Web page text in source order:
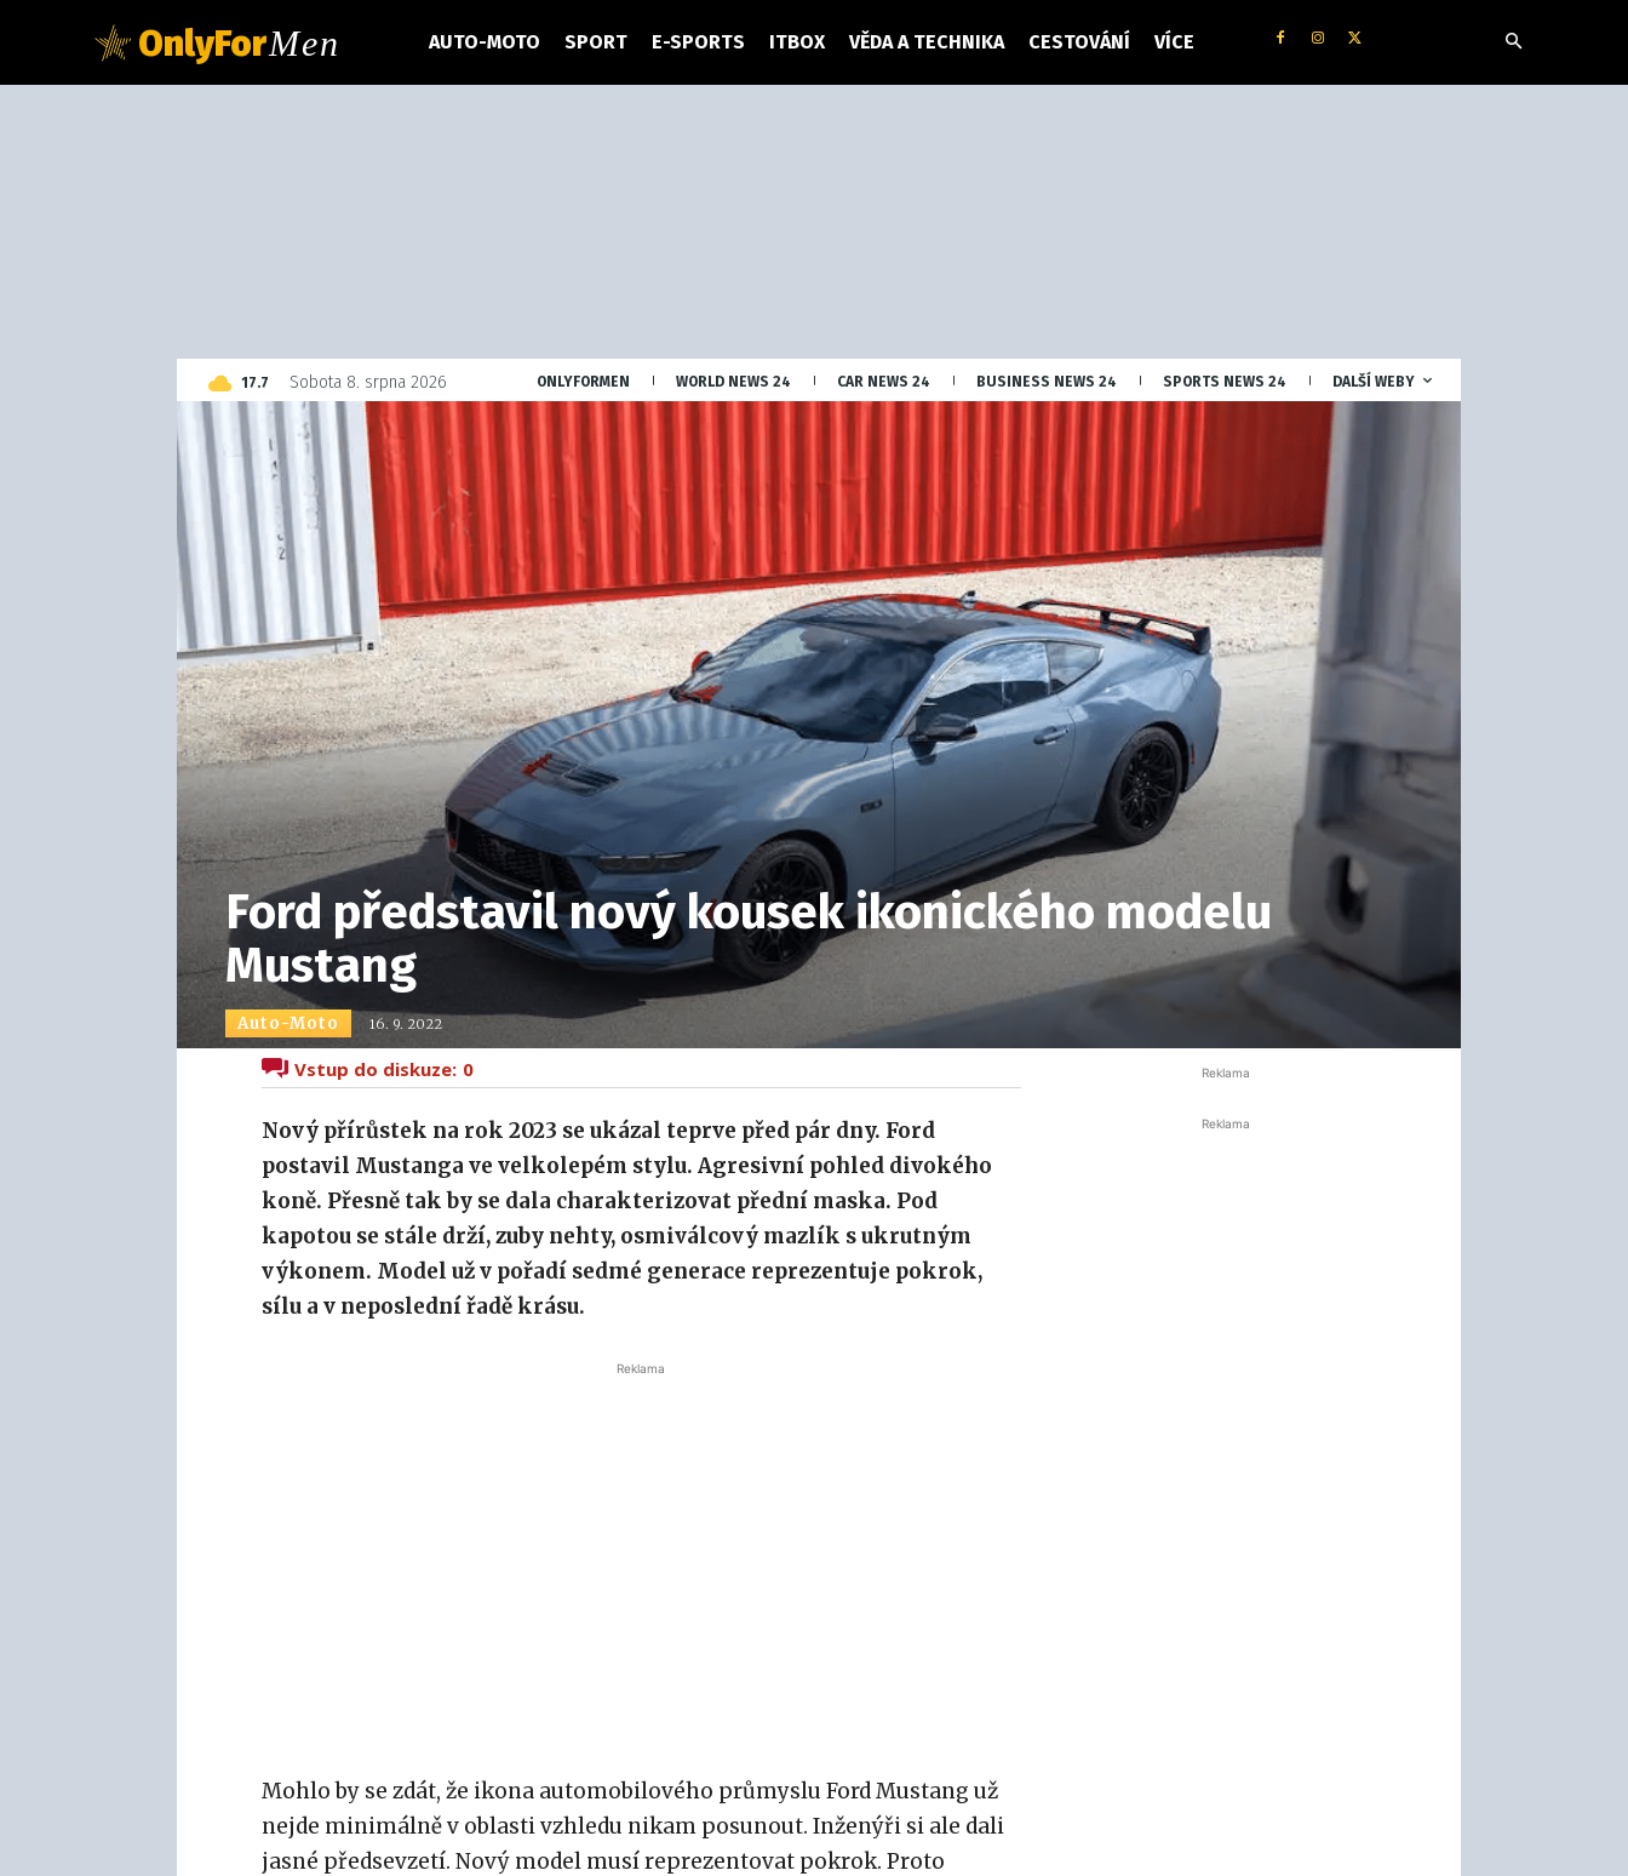
OnlyForMen AUTO-MOTO SPORT E-SPORTS ITBOX VĚDA A TECHNIKA CESTOVÁNÍ VÍCE
17.7 Czech
Sobota 8. srpna 2026 ONLYFORMEN WORLD NEWS 24 CAR NEWS 24 BUSINESS NEWS 24 SPORTS NEWS 24 DALŠÍ WEBY
Ford představil nový kousek ikonického modelu
Mustang
Auto-Moto 16. 9. 2022
Vstup do diskuze: 0
Nový přírůstek na rok 2023 se ukázal teprve před pár dny. Ford
postavil Mustanga ve velkolepém stylu. Agresivní pohled divokého
koně. Přesně tak by se dala charakterizovat přední maska. Pod
kapotou se stále drží, zuby nehty, osmiválcový mazlík s ukrutným
výkonem. Model už v pořadí sedmé generace reprezentuje pokrok,
sílu a v neposlední řadě krásu.
Reklama
Mohlo by se zdát, že ikona automobilového průmyslu Ford Mustang už
nejde minimálně v oblasti vzhledu nikam posunout. Inženýři si ale dali
jasné předsevzetí. Nový model musí reprezentovat pokrok. Proto
Reklama
Reklama